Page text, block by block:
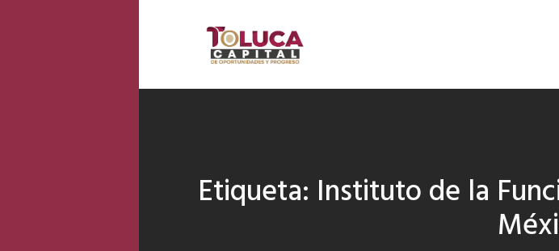
Etiqueta: Instituto de la